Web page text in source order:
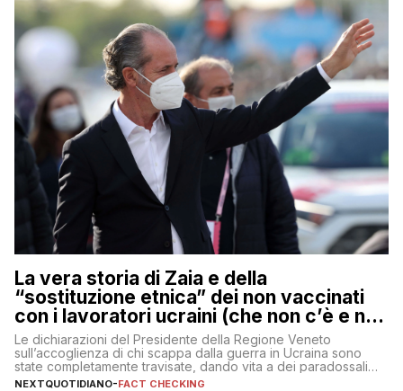
La vera storia di Zaia e della
“sostituzione etnica” dei non vaccinati
con i lavoratori ucraini (che non c’è e non
ci sarà)
Le dichiarazioni del Presidente della Regione Veneto
sull’accoglienza di chi scappa dalla guerra in Ucraina sono
state completamente travisate, dando vita a dei paradossali
falsi che girano sui social
NEXTQUOTIDIANO-FACT CHECKING